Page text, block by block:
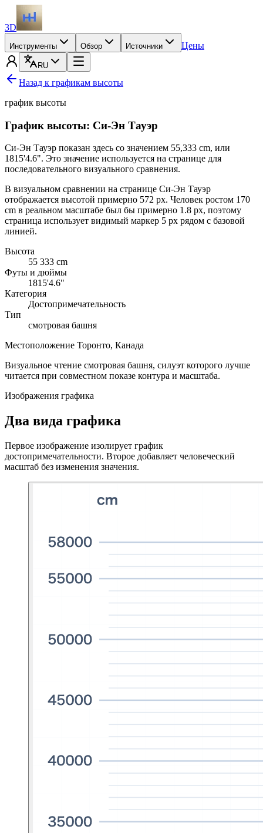
3D
Инструменты Обзор Источники Цены
RU
Назад к графикам высоты
график высоты
График высоты: Си-Эн Тауэр
Си-Эн Тауэр показан здесь со значением 55,333 cm, или
1815'4.6". Это значение используется на странице для
последовательного визуального сравнения.
В визуальном сравнении на странице Си-Эн Тауэр
отображается высотой примерно 572 px. Человек ростом 170
cm в реальном масштабе был бы примерно 1.8 px, поэтому
страница использует видимый маркер 5 px рядом с базовой
линией.
Высота
55 333 cm
Футы и дюймы
1815'4.6"
Категория
Достопримечательность
Тип
смотровая башня
Местоположение Торонто, Канада
Визуальное чтение смотровая башня, силуэт которого лучше
читается при совместном показе контура и масштаба.
Изображения графика
Два вида графика
Первое изображение изолирует график
достопримечательности. Второе добавляет человеческий
масштаб без изменения значения.